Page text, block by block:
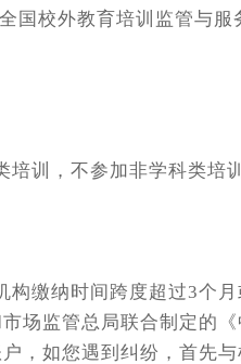
校外教育培训监管与服
训，不参加非学科类培
缴纳时间跨度超过3个月
场监管总局联合制定的
，如您遇到纠纷，首先